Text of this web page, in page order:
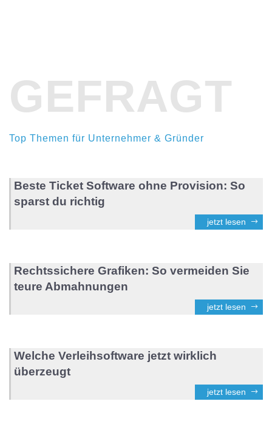
GEFRAGT
Top Themen für Unternehmer & Gründer
Beste Ticket Software ohne Provision: So
sparst du richtig
jetzt lesen
Rechtssichere Grafiken: So vermeiden Sie
teure Abmahnungen
jetzt lesen
Welche Verleihsoftware jetzt wirklich
überzeugt
jetzt lesen